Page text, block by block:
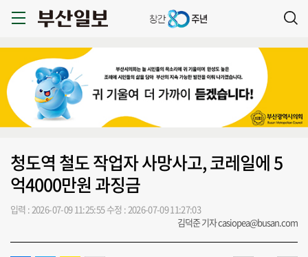
청도역 철도 작업자 사망사고, 코레일에 5
억4000만원 과징금
입력 : 2026-07-09 11:25:55수정 : 2026-07-09 11:27:03
김덕준 기자 casiopea@busan.com